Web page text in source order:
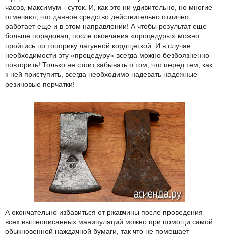
часов, максимум - суток. И, как это ни удивительно, но многие
отмечают, что данное средство действительно отлично
работает еще и в этом направлении! А чтобы результат еще
больше порадовал, после окончания «процедуры» можно
пройтись по топорику латунной кордщеткой. И в случае
необходимости эту «процедуру» всегда можно безбоязненно
повторить! Только не стоит забывать о том, что перед тем, как
к ней приступить, всегда необходимо надевать надежные
резиновые перчатки!
А окончательно избавиться от ржавчины после проведения
всех вышеописанных манипуляций можно при помощи самой
обыкновенной наждачной бумаги, так что не помешает